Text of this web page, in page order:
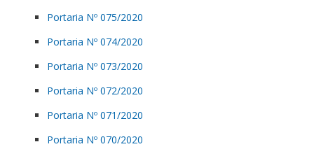
Portaria Nº 075/2020
Portaria Nº 074/2020
Portaria Nº 073/2020
Portaria Nº 072/2020
Portaria Nº 071/2020
Portaria Nº 070/2020